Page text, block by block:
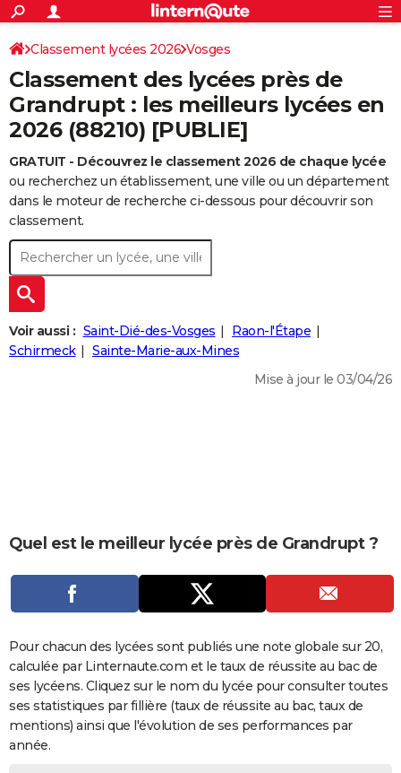
ACTUALITÉS
Politique
Société
Faits Divers
Education
Monde
Villes
+
SPORT
Coupe du monde 2026
Football
Tennis
Cyclisme
Rugby
Forum
Programme TV
TNT
Streaming
Cinéma
Sorties cinéma
Musique
+
FINANCE
Retraite
Impôts
Epargne
Immobilier
Risques naturels par ville
Banque
Assurance
Crédit
AUTO
Essais
Réserver un essai
Citadines
Berlines
SUV
Forum auto
+
HIGH-TECH
BRICOLAGE
Forum
Aménagement intérieur
Extérieur
Cuisine
Salle de bains
Jardinage
Rangement
+WEEK-END
Guides de France
Escapades
Patrimoine
Expositions
Musées
Week-end nature
+
LIFESTYLE
Art de vivre
Bien-être
Loisirs
Mode
Modes de vie
+SANTE
Dictionnaire
Biographies
Expressions
Proverbes
PROGRAMME TV
COPAINS D'AVANT
S'inscrire
Se connecter
Lycées
Collèges
Primaires
Universités
Entreprises
Service militaire
Avis de recherche
AVIS DE DÉCÈS
FORUM
Bricolage
Lifestyle
Culture
Sport
Auto
Television
Voyage
Cinema
S'inscrire
Connexion
Classement lycées 2026 Vosges
Classement des lycées près de
Grandrupt : les meilleurs lycées en
2026 (88210) [PUBLIE]
GRATUIT - Découvrez le classement 2026 de chaque lycée
ou recherchez un établissement, une ville ou un département
dans le moteur de recherche ci-dessous pour découvrir son
classement.
Voir aussi : Saint-Dié-des-Vosges
Raon-l'Étape
Schirmeck
Sainte-Marie-aux-Mines
Mise à jour le 03/04/26
Quel est le meilleur lycée près de Grandrupt ?
Pour chacun des lycées sont publiés une note globale sur 20,
calculée par Linternaute.com et le taux de réussite au bac de
ses lycéens. Cliquez sur le nom du lycée pour consulter toutes
ses statistiques par fillière (taux de réussite au bac, taux de
mentions) ainsi que l'évolution de ses performances par
année.